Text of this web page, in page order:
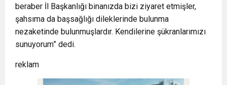
beraber İl Başkanlığı binanızda bizi ziyaret etmişler,
şahsıma da başsağlığı dileklerinde bulunma
nezaketinde bulunmuşlardır. Kendilerine şükranlarımızı
sunuyorum” dedi.
reklam